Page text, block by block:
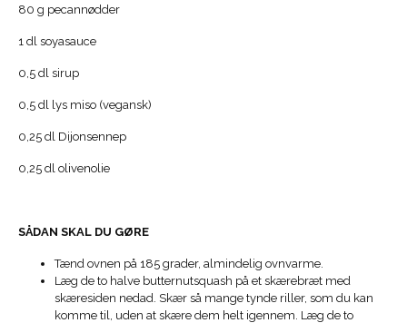
80 g pecannødder
1 dl soyasauce
0,5 dl sirup
0,5 dl lys miso (vegansk)
0,25 dl Dijonsennep
0,25 dl olivenolie
SÅDAN SKAL DU GØRE
Tænd ovnen på 185 grader, almindelig ovnvarme.
Læg de to halve butternutsquash på et skærebræt med
skæresiden nedad. Skær så mange tynde riller, som du kan
komme til, uden at skære dem helt igennem. Læg de to